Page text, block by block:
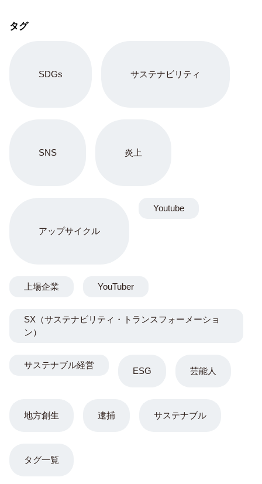
タグ
SDGs サステナビリティ
SNS 炎上
アップサイクル
ESG 芸能人
地方創生 逮捕 サステナブル
Youtube
上場企業 YouTuber
SX（サステナビリティ・トランスフォーメーショ
ン）
サステナブル経営
タグ一覧